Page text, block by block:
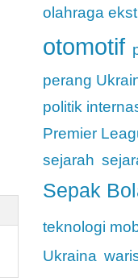
olahraga
otomotif
perang
politik
Premier
sejarah
Sepak
teknologi
Ukraina